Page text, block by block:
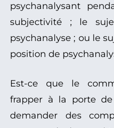
psychanalysant
subjectivité ; le
psychanalyse ; ou le
position de
Est-ce que le
frapper à la porte
demander des